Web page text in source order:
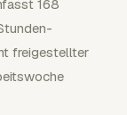
168
freigestellter